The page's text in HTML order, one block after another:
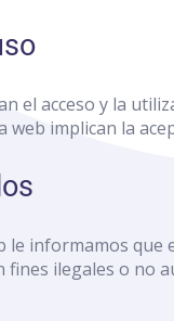
el acceso y la
web implican la
le informamos que
fines ilegales o no